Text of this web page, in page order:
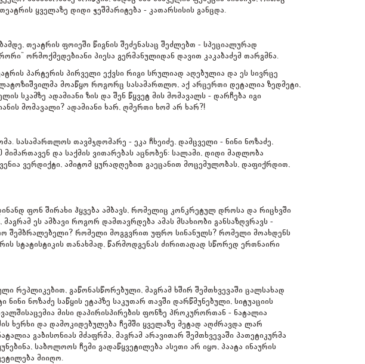
ყველაზე დიდი ჭეშმარიტება - კათარსისის განცდა.
თეატრის ფოიეში წიგნის შეძენასაც შეძლებთ - სპეციალურად
ორმოქმედებიანი პიესა გერმანულიდან დავით კაკაბაძემ თარგმნა.
პარტერის პირველი ექვსი რიგი სრულიად აღებულია და ეს სივრცე
მოაწყო როგორც სასამართლო, აქ არცერთი დეტალია ზედმეტი,
სკამზე ადამიანი ზის და შენ წყვეტ მის მომავალს - დარჩება იგი
მომავალი? ადამიანი ხარ, ღმერთი ხომ არ ხარ?!
სასამართლოს თავმჯდომარე - ეკა ჩხეიძე, დამცველი - ნინი ნოზაძე,
და საქმის ვითარებას აცნობენ: სალამი, დიდი მადლობა
ვერდიქტი, ამიტომ ყურადღებით გაეცანით მოცემულობას, დაფიქრდით,
ფონ შირახი ჰყვება ამბავს, რომელიც კონკრეტულ დროსა და რიცხვში
ეს ამბავი როგორ დამთავრდება ამას მსახიობი განსაზღვრავს -
შემბრალებელი? რომელი მოგგვრით უფრო სინანულს? რომელი მოახდენს
სტატისტიკის თანახმად, წარმოდგენას ძირითადად სწორედ ერთნაირი
რეპლიკებით, გაწონასწორებული, მაგრამ ხშირ შემთხვევაში ცალსახად
ნოზაძე საწყის ეტაპზე საკუთარ თავში დარწმუნებული, სიტუაციის
მისი დაპირისპირების ფონზე პროკურორთან - ნატალია
ხერხი და დამოკიდებულება ჩემში ყველაზე მეტად აღძრავდა ლარ
გაბისონიას მძაფრმა, მაგრამ არავითარ შემთხვევაში პათეტიკურმა
საბოლოოს ჩემი გადაწყვეტილება ასეთი არ იყო, პაატა ინაურის
მიიღო.